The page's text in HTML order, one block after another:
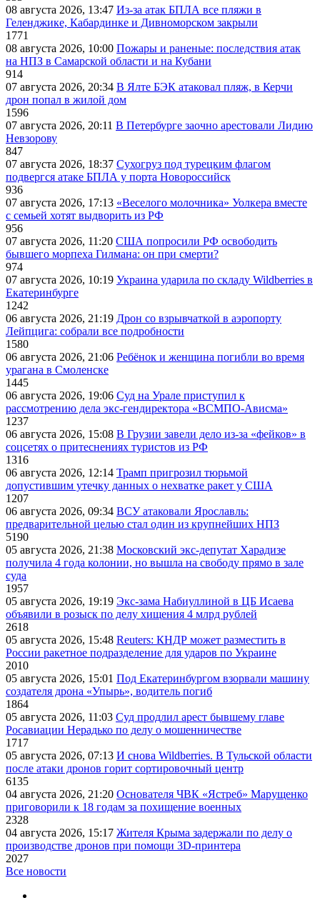
08 августа 2026, 13:47 Из-за атак БПЛА все пляжи в
Геленджике, Кабардинке и Дивноморском закрыли
1771
08 августа 2026, 10:00 Пожары и раненые: последствия атак
на НПЗ в Самарской области и на Кубани
914
07 августа 2026, 20:34 В Ялте БЭК атаковал пляж, в Керчи
дрон попал в жилой дом
1596
07 августа 2026, 20:11 В Петербурге заочно арестовали Лидию
Невзорову
847
07 августа 2026, 18:37 Сухогруз под турецким флагом
подвергся атаке БПЛА у порта Новороссийск
936
07 августа 2026, 17:13 «Веселого молочника» Уолкера вместе
с семьей хотят выдворить из РФ
956
07 августа 2026, 11:20 США попросили РФ освободить
бывшего морпеха Гилмана: он при смерти?
974
07 августа 2026, 10:19 Украина ударила по складу Wildberries в
Екатеринбурге
1242
06 августа 2026, 21:19 Дрон со взрывчаткой в аэропорту
Лейпцига: собрали все подробности
1580
06 августа 2026, 21:06 Ребёнок и женщина погибли во время
урагана в Смоленске
1445
06 августа 2026, 19:06 Суд на Урале приступил к
рассмотрению дела экс-гендиректора «ВСМПО-Ависма»
1237
06 августа 2026, 15:08 В Грузии завели дело из-за «фейков» в
соцсетях о притеснениях туристов из РФ
1316
06 августа 2026, 12:14 Трамп пригрозил тюрьмой
допустившим утечку данных о нехватке ракет у США
1207
06 августа 2026, 09:34 ВСУ атаковали Ярославль:
предварительной целью стал один из крупнейших НПЗ
5190
05 августа 2026, 21:38 Московский экс-депутат Харадизе
получила 4 года колонии, но вышла на свободу прямо в зале
суда
1957
05 августа 2026, 19:19 Экс-зама Набиуллиной в ЦБ Исаева
объявили в розыск по делу хищения 4 млрд рублей
2618
05 августа 2026, 15:48 Reuters: КНДР может разместить в
России ракетное подразделение для ударов по Украине
2010
05 августа 2026, 15:01 Под Екатеринбургом взорвали машину
создателя дрона «Упырь», водитель погиб
1864
05 августа 2026, 11:03 Суд продлил арест бывшему главе
Росавиации Нерадько по делу о мошенничестве
1717
05 августа 2026, 07:13 И снова Wildberries. В Тульской области
после атаки дронов горит сортировочный центр
6135
04 августа 2026, 21:20 Основателя ЧВК «Ястреб» Марущенко
приговорили к 18 годам за похищение военных
2328
04 августа 2026, 15:17 Жителя Крыма задержали по делу о
производстве дронов при помощи 3D‑принтера
2027
Все новости